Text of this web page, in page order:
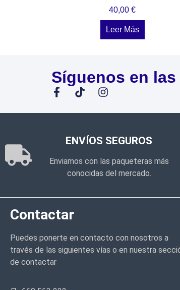
40,00€
Leer Más
Síguenos en
ENVÍOS SEGUROS
Enviamos con las paqueteras más
conocidas del mercado.
Contactar
Puedes ponerte en contacto con nosotros a
través de las siguientes vías o en nuestra
de contactar